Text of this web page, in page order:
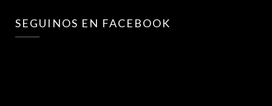
SEGUINOS EN FACEBOOK